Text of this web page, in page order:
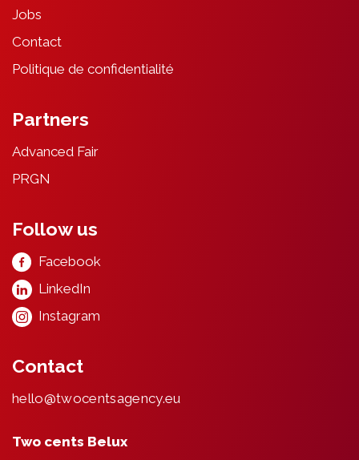
Jobs
Contact
Politique de confidentialité
Partners
Advanced Fair
PRGN
Follow us
Facebook
LinkedIn
Instagram
Contact
hello@twocentsagency.eu
Two cents Belux